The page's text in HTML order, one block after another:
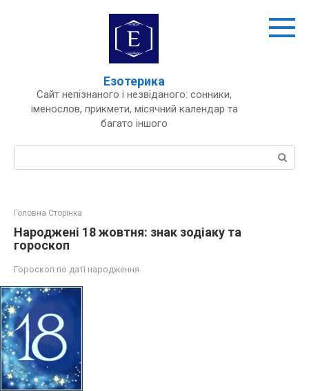
Езотерика
Сайт непізнаного і незвіданого: сонники,
іменослов, прикмети, місячний календар та
багато іншого
Пошук:
Головна Сторінка
Народжені 18 жовтня: знак зодіаку та
гороскоп
Гороскоп по даті народження